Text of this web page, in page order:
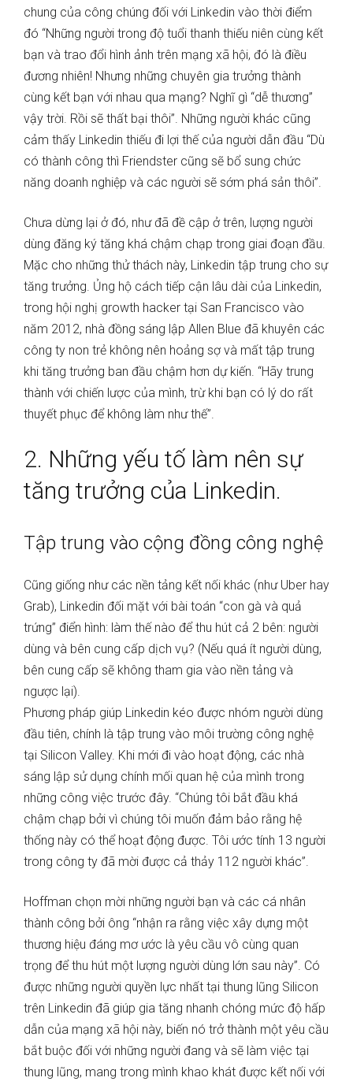
chung của công chúng đối với Linkedin vào thời điểm
đó “Những người trong độ tuổi thanh thiếu niên cùng kết
bạn và trao đổi hình ảnh trên mạng xã hội, đó là điều
đương nhiên! Nhưng những chuyên gia trưởng thành
cùng kết bạn với nhau qua mạng? Nghĩ gì “dễ thương”
vậy trời. Rồi sẽ thất bại thôi”. Những người khác cũng
cảm thấy Linkedin thiếu đi lợi thế của người dẫn đầu “Dù
có thành công thì Friendster cũng sẽ bổ sung chức
năng doanh nghiệp và các người sẽ sớm phá sản thôi”.
Chưa dừng lại ở đó, như đã đề cập ở trên, lượng người
dùng đăng ký tăng khá chậm chạp trong giai đoạn đầu.
Mặc cho những thử thách này, Linkedin tập trung cho sự
tăng trưởng. Ủng hộ cách tiếp cận lâu dài của Linkedin,
trong hội nghị growth hacker tại San Francisco vào
năm 2012, nhà đồng sáng lập Allen Blue đã khuyên các
công ty non trẻ không nên hoảng sợ và mất tập trung
khi tăng trưởng ban đầu chậm hơn dự kiến. “Hãy trung
thành với chiến lược của mình, trừ khi bạn có lý do rất
thuyết phục để không làm như thế”.
2. Những yếu tố làm nên sự
tăng trưởng của Linkedin.
Tập trung vào cộng đồng công nghệ
Cũng giống như các nền tảng kết nối khác (như Uber hay
Grab), Linkedin đối mặt với bài toán “con gà và quả
trứng” điển hình: làm thế nào để thu hút cả 2 bên: người
dùng và bên cung cấp dịch vụ? (Nếu quá ít người dùng,
bên cung cấp sẽ không tham gia vào nền tảng và
ngược lại).
Phương pháp giúp Linkedin kéo được nhóm người dùng
đầu tiên, chính là tập trung vào môi trường công nghệ
tại Silicon Valley. Khi mới đi vào hoạt động, các nhà
sáng lập sử dụng chính mối quan hệ của mình trong
những công việc trước đây. “Chúng tôi bắt đầu khá
chậm chạp bởi vì chúng tôi muốn đảm bảo rằng hệ
thống này có thể hoạt động được. Tôi ước tính 13 người
trong công ty đã mời được cả thảy 112 người khác”.
Hoffman chọn mời những người bạn và các cá nhân
thành công bởi ông “nhận ra rằng việc xây dựng một
thương hiệu đáng mơ ước là yêu cầu vô cùng quan
trọng để thu hút một lượng người dùng lớn sau này”. Có
được những người quyền lực nhất tại thung lũng Silicon
trên Linkedin đã giúp gia tăng nhanh chóng mức độ hấp
dẫn của mạng xã hội này, biến nó trở thành một yêu cầu
bắt buộc đối với những người đang và sẽ làm việc tại
thung lũng, mang trong mình khao khát được kết nối với